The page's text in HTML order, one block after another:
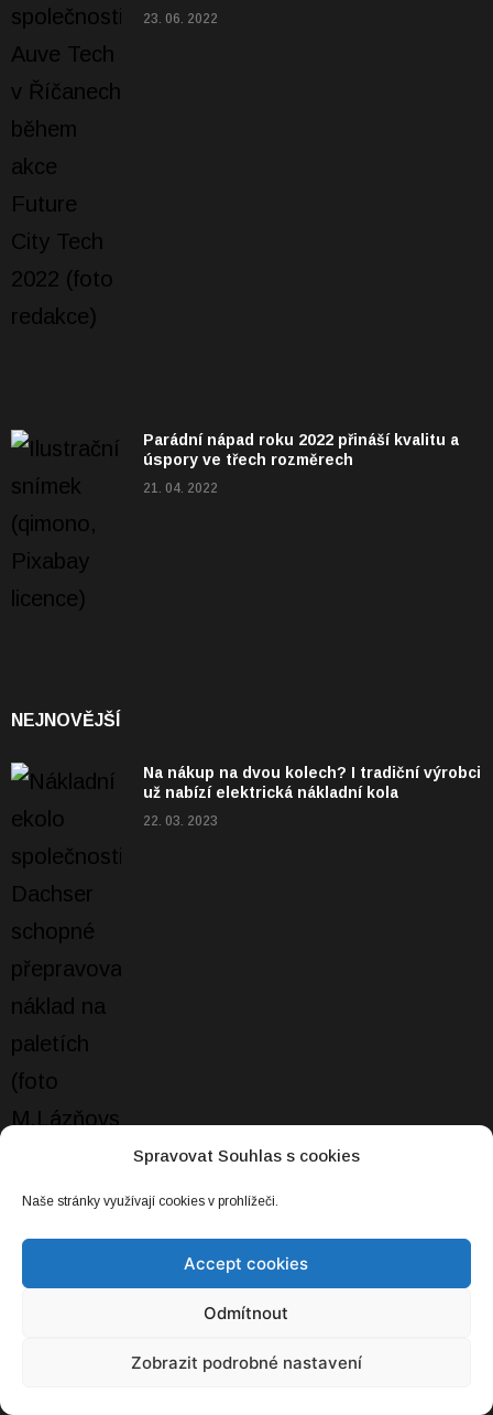
Spravovat Souhlas s cookies
Naše stránky využívají cookies v prohlížeči.
Accept cookies
Odmítnout
Zobrazit podrobné nastavení
23. 06. 2022
Parádní nápad roku 2022 přináší kvalitu a
úspory ve třech rozměrech
21. 04. 2022
NEJNOVĚJŠÍ
Na nákup na dvou kolech? I tradiční výrobci
už nabízí elektrická nákladní kola
22. 03. 2023
Lidé nemají rádi města bez aut. Dokud
15. 03. 2023